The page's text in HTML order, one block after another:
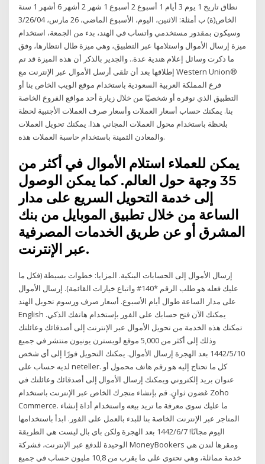
نطاق تاريخ 1 يوم 3 أيام 1 أسبوع 2 أسبوع 1 شهر 2 أشهر 6 أشهر 1 سنة
الخاص(ة) ب أمثلة: الاثنين، اليوم، الأسبوع الماضي، 26 مارس، 3/26/04
وسيكون بمقدور مستخدمي واتساب في الهند، بدء من الجمعة، استخدام
ميزة إرسال الأموال واستلامها عبر التطبيق، وهي ميزة طال انتظارها، وفق
ما ذكرت وسائل إعلام هندية عدة.. والجدير بالذكر أن هذه الميزة قد تم
إطلاقها بعد أن تلقى أرسل الأموال عبر الإنترنت مع Western Union®‎
فرع المملكة العربية السعودية باستخدام موقع الويب الخاص بنا أو
التطبيق الذي نوفره أو شخصيًا من خلال زيارة أحد مواقع الفروع الخاصة
بنا. يمكنك حساب أسعار العملات وأسعار صرف العملات الأجنبية لحظة
بلحظة باستخدام محول العملات المجاني هذا. يمكنك تحويل العملات
والمعادن الثمينة باستخدام حاسبة العملات هذه.
يمكن للعملاء استلام الأموال في أكثر من
35 وجهة حول العالم. كما يمكن الوصول
إلى خدمة التحويل السريع على مدار
الساعة من خلال تطبيق الموبايل من بنك
المشرق أو عن طريق الخدمات المصرفية
عبر الإنترنت.
إرسال الأموال إلى الحسابات البنكية. المزايا: خطوات بسيطة (فكل ما
عليك فعله هو طلب الرقم *140# واتباع خيارات القائمة). إرسال الأموال
على مدار الساعة طوال أيام الأسبوع. أسعار صرف ورسوم تحويل الهند
English يمكنك الآن فتح حسابك على الفور بإستخدام هاتفك الذكي.
تمكنك هذه الخدمة من تحويل الأموال عبر الإنترنت إلى أصدقائك وعائلتك
وذلك إلى أكثر من 5,000 موقع لويسترن يونيون منتشر في جميع
10‏‏/5‏‏/1442 بعد الهجرة إرسال الأموال. يمكنك التحويل فورًا إلى أي شخص
لديه حساب على neteller. كل ما تحتاج إليه هو رقم هاتف محمول أو
عنوان بريد إلكتروني ويمكنك إرسال الأموال إلى أصدقائك وعائلتك في
غضون ثوانٍ. قم بإنشاء متجرك الخاص عبر الإنترنت باستخدام Zoho
Commerce. ما عليك سوى معرفة ما تريد بيعه واستخدام أداة إنشاء
المتاجر عبر الإنترنت الخاصة بنا للبدء بالعمل على الفور. ابدأ باستخدامها
اليوم مجانًا! 7‏‏/6‏‏/1442 بعد الهجرة ولكن باي بال ليست هي الطريقة
الوحيدة للدفع عبر الإنترنت، فشركة MoneyBookers ومقرها لندن هي
خدمة مماثلة، وهي تحتوي على ما يقرب من 10,8 مليون حساب في جميع